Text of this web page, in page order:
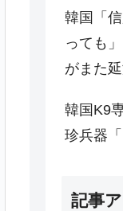
韓国「
っても
がまた
韓国K9
珍兵器
記事